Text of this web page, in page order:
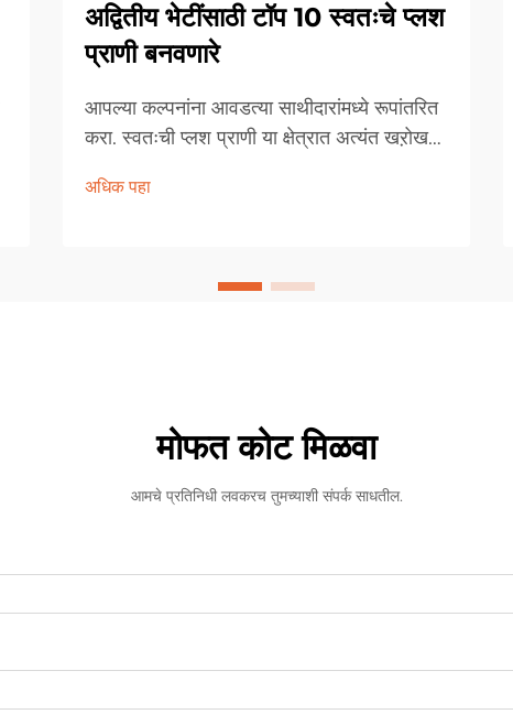
अद्वितीय भेटींसाठी टॉप 10 स्वतःचे प्लश
प्राणी बनवणारे
आपल्या कल्पनांना आवडत्या साथीदारांमध्ये रूपांतरित
करा. स्वतःची प्लश प्राणी या क्षेत्रात अत्यंत खऱोखर
निर्मितीद्वारे कल्पनाशक्तीला जीव ओतण्याची अद्वितीय
अधिक पहा
मोफत कोट मिळवा
आमचे प्रतिनिधी लवकरच तुमच्याशी संपर्क साधतील.